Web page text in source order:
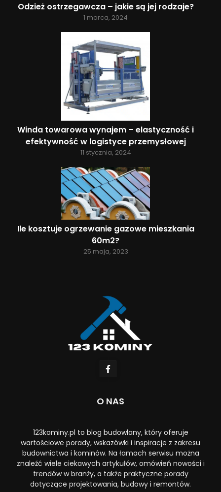
Odzież ostrzegawcza – jakie są jej rodzaje?
1 marca, 2024
Winda towarowa wynajem – elastyczność i
efektywność w logistyce przemysłowej
11 stycznia, 2024
Ile kosztuje ogrzewanie gazowe mieszkania
60m2?
25 maja, 2023
O NAS
123kominy.pl to blog budowlany, który oferuje
wartościowe porady, wskazówki i inspiracje z zakresu
budownictwa i kominów. Na łamach serwisu można
znaleźć wiele ciekawych artykułów, omówień nowości i
trendów w branży, a także praktyczne porady
dotyczące projektowania, budowy i remontów.